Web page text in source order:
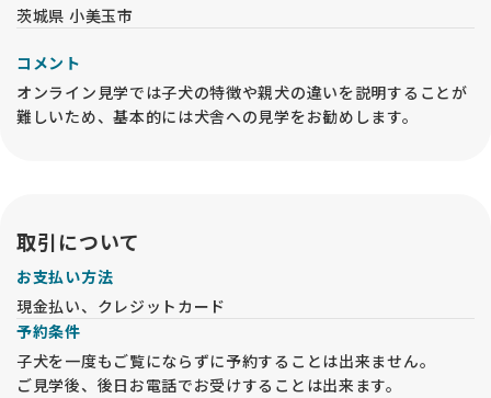
茨城県 小美玉市
コメント
オンライン見学では子犬の特徴や親犬の違いを説明することが
難しいため、基本的には犬舎への見学をお勧めします。
取引について
お支払い方法
現金払い、クレジットカード
予約条件
子犬を一度もご覧にならずに予約することは出来ません。
ご見学後、後日お電話でお受けすることは出来ます。